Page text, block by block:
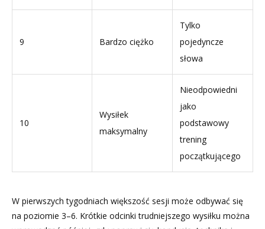
9 Bardzo ciężko
Tylko
pojedyncze
słowa
10
Wysiłek
maksymalny
Nieodpowiedni
jako
podstawowy
trening
początkującego
W pierwszych tygodniach większość sesji może odbywać się
na poziomie 3–6. Krótkie odcinki trudniejszego wysiłku można